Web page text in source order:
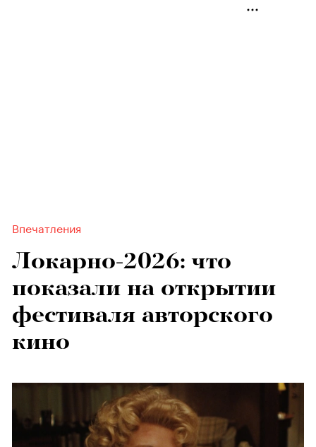
Впечатления
Локарно-2026: что
показали на открытии
фестиваля авторского
кино